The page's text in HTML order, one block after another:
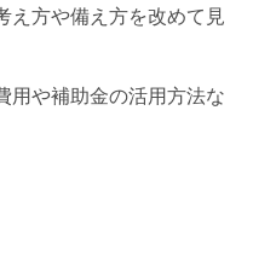
え方や備え方を改めて見
用や補助金の活用方法な